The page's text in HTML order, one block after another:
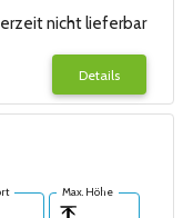
nicht lieferbar
Details
Max. Höhe